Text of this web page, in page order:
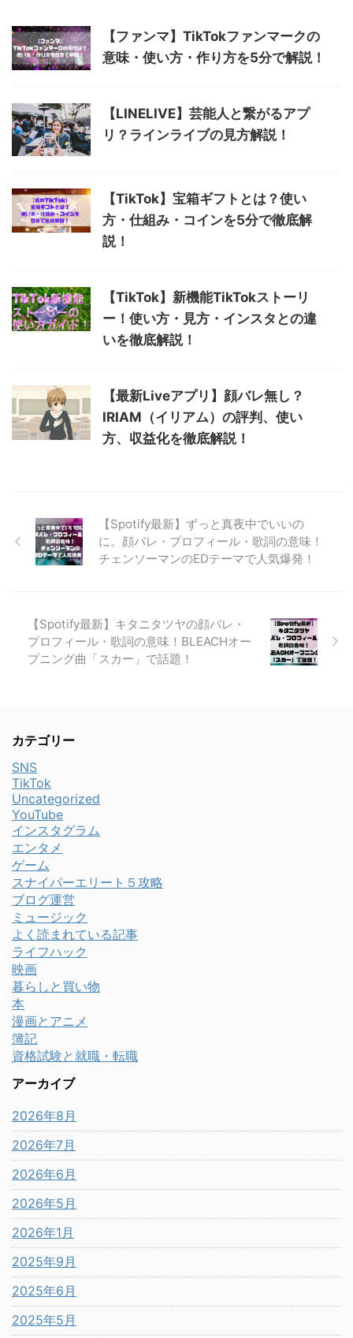
【ファンマ】TikTokファンマークの
意味・使い方・作り方を5分で解説！
【LINELIVE】芸能人と繋がるアプ
リ？ラインライブの見方解説！
【TikTok】宝箱ギフトとは？使い
方・仕組み・コインを5分で徹底解
説！
【TikTok】新機能TikTokストーリ
ー！使い方・見方・インスタとの違
いを徹底解説！
【最新Liveアプリ】顔バレ無し？
IRIAM（イリアム）の評判、使い
方、収益化を徹底解説！
【Spotify最新】ずっと真夜中でいいの
に。顔バレ・プロフィール・歌詞の意味！
チェンソーマンのEDテーマで人気爆発！
【Spotify最新】キタニタツヤの顔バレ・
プロフィール・歌詞の意味！BLEACHオー
プニング曲「スカー」で話題！
カテゴリー
SNS
TikTok
Uncategorized
YouTube
インスタグラム
エンタメ
ゲーム
スナイパーエリート５攻略
ブログ運営
ミュージック
よく読まれている記事
ライフハック
映画
暮らしと買い物
本
漫画とアニメ
簿記
資格試験と就職・転職
アーカイブ
2026年8月
2026年7月
2026年6月
2026年5月
2026年1月
2025年9月
2025年6月
2025年5月